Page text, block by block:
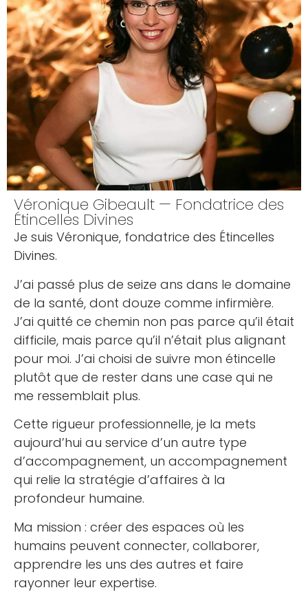
Véronique Gibeault — Fondatrice des
Étincelles Divines
Je suis Véronique, fondatrice des Étincelles
Divines.
J’ai passé plus de seize ans dans le domaine
de la santé, dont douze comme infirmière.
J’ai quitté ce chemin non pas parce qu’il était
difficile, mais parce qu’il n’était plus alignant
pour moi. J’ai choisi de suivre mon étincelle
plutôt que de rester dans une case qui ne
me ressemblait plus.
Cette rigueur professionnelle, je la mets
aujourd’hui au service d’un autre type
d’accompagnement, un accompagnement
qui relie la stratégie d’affaires à la
profondeur humaine.
Ma mission : créer des espaces où les
humains peuvent connecter, collaborer,
apprendre les uns des autres et faire
rayonner leur expertise.